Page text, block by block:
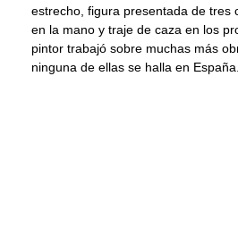
estrecho, figura presentada de tres
en la mano y traje de caza en los
pintor trabajó sobre muchas más
ninguna de ellas se halla en España.